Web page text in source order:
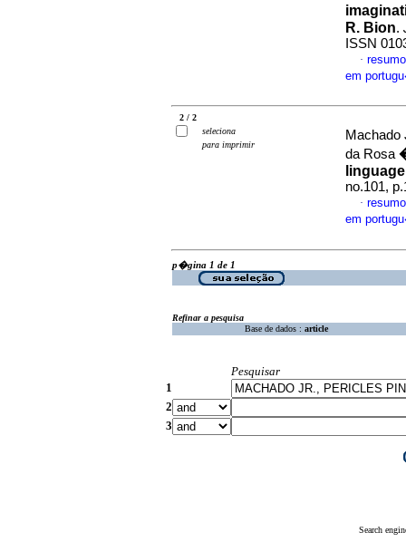
R. Bion.
ISSN
·
em
2 / 2
seleciona
para imprimir
Machado
da Rosa
no.101,
·
em
p�gina 1 de 1
Refinar a pesquisa
Base de dados : article
Pesquisar
1
2
3
Search